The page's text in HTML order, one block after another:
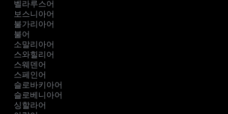
벨라루스어
보스니아어
불가리아어
불어
소말리아어
스와힐리어
스웨덴어
스페인어
슬로바키아어
슬로베니아어
싱할라어